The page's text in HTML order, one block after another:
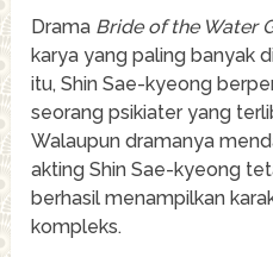
Drama Bride of the Water
karya yang paling banyak
itu, Shin Sae-kyeong
seorang psikiater yang
Walaupun dramanya
akting Shin Sae-kyeong
berhasil menampilkan
kompleks.